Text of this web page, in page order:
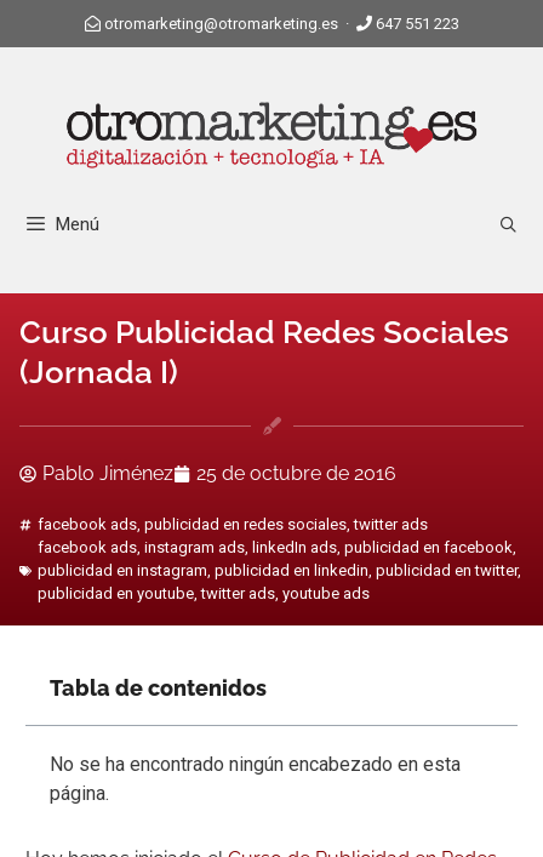
otromarketing@otromarketing.es· 647 551 223
Menú
Curso Publicidad Redes Sociales
(Jornada I)
Pablo Jiménez 25 de octubre de 2016
facebook ads,publicidad en redes sociales,twitter ads
facebook ads,instagram ads, linkedIn ads,publicidad en facebook,
publicidad en instagram,publicidad en linkedin,publicidad en twitter,
publicidad en youtube,twitter ads,youtube ads
Tabla de contenidos
No se ha encontrado ningún encabezado en esta
página.